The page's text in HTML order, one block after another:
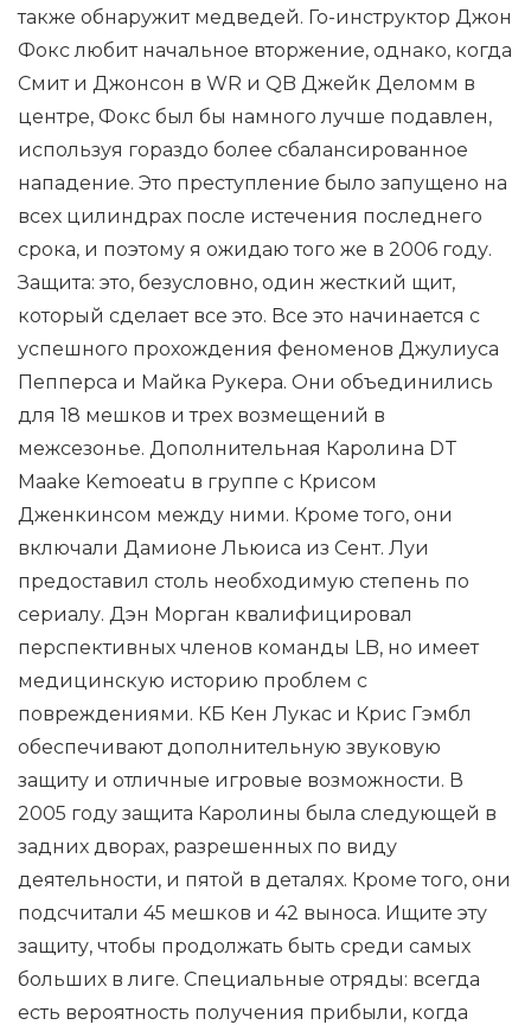
также обнаружит медведей. Го-инструктор Джон
Фокс любит начальное вторжение, однако, когда
Смит и Джонсон в WR и QB Джейк Деломм в
центре, Фокс был бы намного лучше подавлен,
используя гораздо более сбалансированное
нападение. Это преступление было запущено на
всех цилиндрах после истечения последнего
срока, и поэтому я ожидаю того же в 2006 году.
Защита: это, безусловно, один жесткий щит,
который сделает все это. Все это начинается с
успешного прохождения феноменов Джулиуса
Пепперса и Майка Рукера. Они объединились
для 18 мешков и трех возмещений в
межсезонье. Дополнительная Каролина DT
Maake Kemoeatu в группе с Крисом
Дженкинсом между ними. Кроме того, они
включали Дамионе Льюиса из Сент. Луи
предоставил столь необходимую степень по
сериалу. Дэн Морган квалифицировал
перспективных членов команды LB, но имеет
медицинскую историю проблем с
повреждениями. КБ Кен Лукас и Крис Гэмбл
обеспечивают дополнительную звуковую
защиту и отличные игровые возможности. В
2005 году защита Каролины была следующей в
задних дворах, разрешенных по виду
деятельности, и пятой в деталях. Кроме того, они
подсчитали 45 мешков и 42 выноса. Ищите эту
защиту, чтобы продолжать быть среди самых
больших в лиге. Специальные отряды: всегда
есть вероятность получения прибыли, когда